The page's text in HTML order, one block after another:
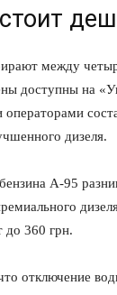
между
доступны на
дизеля.
А-95
до 360 грн.
отключение